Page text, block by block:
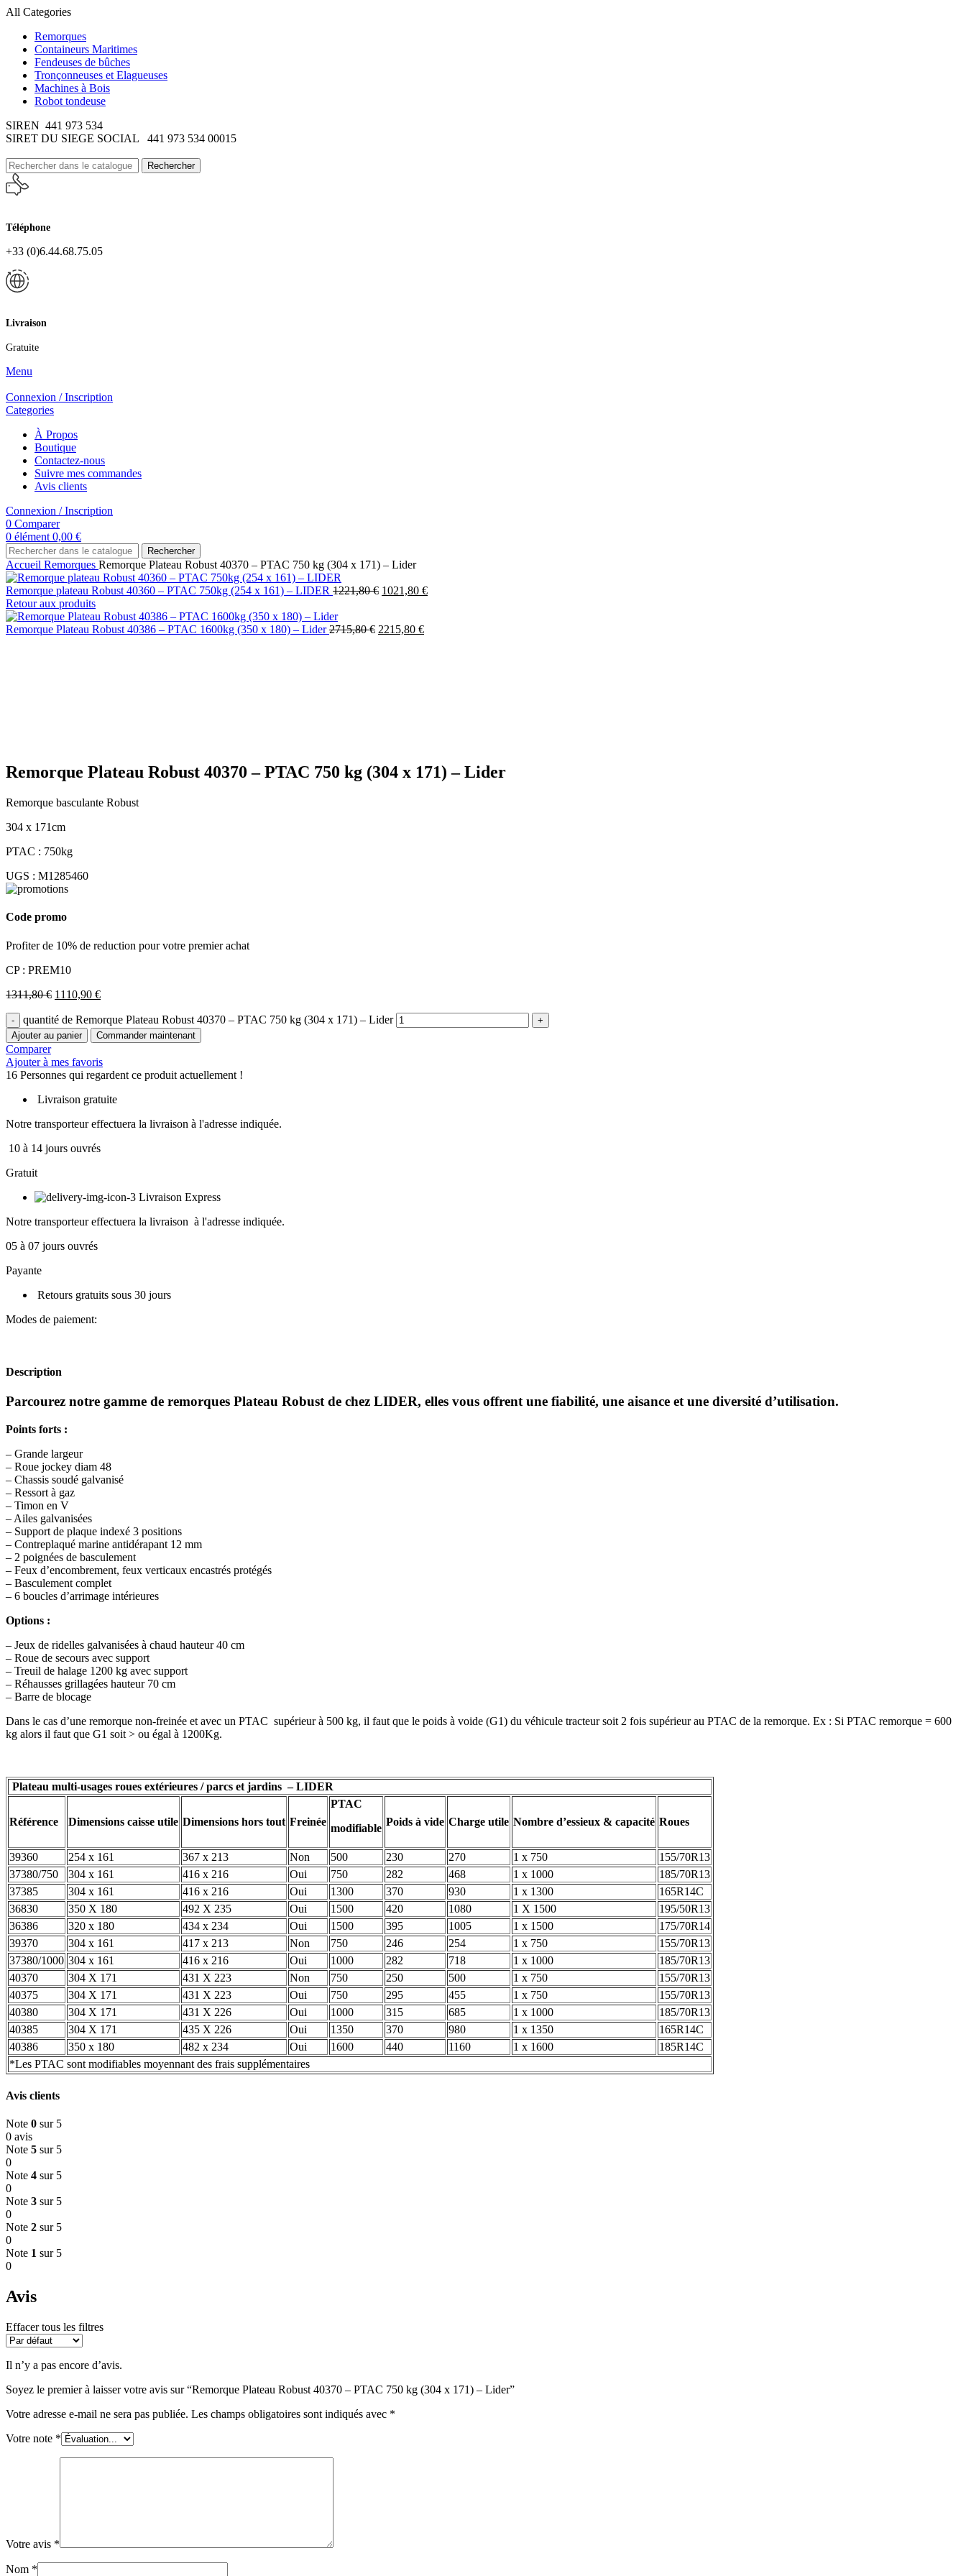
All Categories
Remorques
Containeurs Maritimes
Fendeuses de bûches
Tronçonneuses et Elagueuses
Machines à Bois
Robot tondeuse
SIREN 441 973 534
SIRET DU SIEGE SOCIAL 441 973 534 00015
Rechercher
Téléphone
+33 (0)6.44.68.75.05
Livraison
Gratuite
Menu
Connexion / Inscription
Categories
À Propos
Boutique
Contactez-nous
Suivre mes commandes
Avis clients
Connexion / Inscription
0 Comparer
0 élément 0,00 €
Rechercher
Accueil Remorques Remorque Plateau Robust 40370 – PTAC 750 kg (304 x 171) – Lider
Remorque plateau Robust 40360 – PTAC 750kg (254 x 161) – LIDER 1221,80€ 1021,80 €
Retour aux produits
Remorque Plateau Robust 40386 – PTAC 1600kg (350 x 180) – Lider2715,80€ 2215,80 €
Remorque Plateau Robust 40370 – PTAC 750 kg (304 x 171) – Lider
Remorque basculante Robust
304 x 171cm
PTAC : 750kg
UGS : M1285460
Code promo
Profiter de 10% de reduction pour votre premier achat
CP : PREM10
1311,80€ 1110,90 €
quantité de Remorque Plateau Robust 40370 – PTAC 750 kg (304 x 171) – Lider
Ajouter au panier Commander maintenant
Comparer
Ajouter à mes favoris
16 Personnes qui regardent ce produit actuellement !
Livraison gratuite
Notre transporteur effectuera la livraison à l'adresse indiquée.
10 à 14 jours ouvrés
Gratuit
Livraison Express
Notre transporteur effectuera la livraison à l'adresse indiquée.
05 à 07 jours ouvrés
Payante
Retours gratuits sous 30 jours
Modes de paiement:
Description
Parcourez notre gamme de remorques Plateau Robust de chez LIDER, elles vous offrent une fiabilité, une aisance et une diversité d’utilisation.
Points forts :
– Grande largeur
– Roue jockey diam 48
– Chassis soudé galvanisé
– Ressort à gaz
– Timon en V
– Ailes galvanisées
– Support de plaque indexé 3 positions
– Contreplaqué marine antidérapant 12 mm
– 2 poignées de basculement
– Feux d’encombrement, feux verticaux encastrés protégés
– Basculement complet
– 6 boucles d’arrimage intérieures
Options :
– Jeux de ridelles galvanisées à chaud hauteur 40 cm
– Roue de secours avec support
– Treuil de halage 1200 kg avec support
– Réhausses grillagées hauteur 70 cm
– Barre de blocage
Dans le cas d’une remorque non-freinée et avec un PTAC supérieur à 500 kg, il faut que le poids à voide (G1) du véhicule tracteur soit 2 fois supérieur au PTAC de la remorque. Ex : Si PTAC remorque = 600
kg alors il faut que G1 soit > ou égal à 1200Kg.
Plateau multi-usages roues extérieures / parcs et jardins – LIDER
Référence Dimensions caisse utile Dimensions hors tout Freinée
PTAC
modifiable
Poids à vide Charge utile Nombre d’essieux & capacité Roues
39360 254 x 161 367 x 213 Non 500 230 270 1 x 750
155/70R13
37380/750
304 x 161 416 x 216 Oui 750 282 468 1 x 1000
185/70R13
37385
304 x 161 416 x 216 Oui 1300 370 930 1 x 1300
165R14C
36830
350 X 180 492 X 235 Oui 1500 420 1080 1 X 1500
195/50R13
36386
320 x 180 434 x 234 Oui 1500 395 1005 1 x 1500
175/70R14
39370
304 x 161 417 x 213 Non 750 246 254 1 x 750
155/70R13
37380/1000 304 x 161 416 x 216 Oui 1000 282 718 1 x 1000
185/70R13
40370
304 X 171 431 X 223 Non 750 250 500 1 x 750
155/70R13
40375
304 X 171 431 X 223 Oui 750 295 455 1 x 750
155/70R13
40380
304 X 171 431 X 226 Oui 1000 315 685 1 x 1000
185/70R13
40385
304 X 171 435 X 226 Oui 1350 370 980 1 x 1350
165R14C
40386
350 x 180 482 x 234 Oui 1600 440 1160 1 x 1600
185R14C
*Les PTAC sont modifiables moyennant des frais supplémentaires
Avis clients
Note 0 sur 5
0 avis
Note 5 sur 5
0
Note 4 sur 5
0
Note 3 sur 5
0
Note 2 sur 5
0
Note 1 sur 5
0
Avis
Effacer tous les filtres
Il n’y a pas encore d’avis.
Soyez le premier à laisser votre avis sur “Remorque Plateau Robust 40370 – PTAC 750 kg (304 x 171) – Lider”
Votre adresse e-mail ne sera pas publiée. Les champs obligatoires sont indiqués avec *
Votre note *
Votre avis *
Nom *